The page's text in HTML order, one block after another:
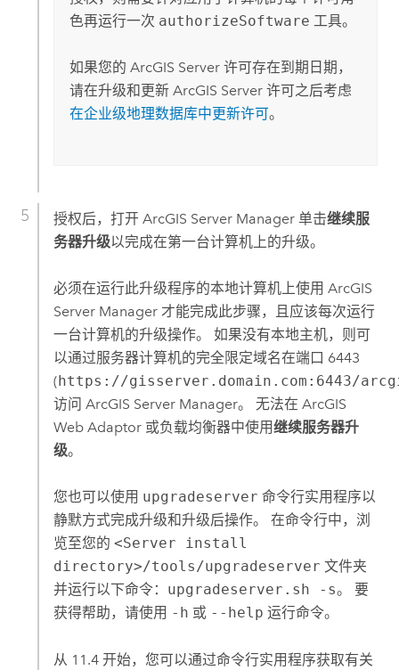
色再运行一次 authorizeSoftware 工具。
如果您的 ArcGIS Server许可存在到期日期，
请在升级和更新 ArcGIS Server许可之后考虑
在企业级地理数据库中更新许可。
授权后，打开 ArcGIS Server Manager单击继续服
务器升级以完成在第一台计算机上的升级。
必须在运行此升级程序的本地计算机上使用 ArcGIS
Server Manager才能完成此步骤，且应该每次运行
一台计算机的升级操作。 如果没有本地主机，则可
以通过服务器计算机的完全限定域名在端口 6443
(https://gisserver.domain.com:6443/
访问 ArcGIS Server Manager。 无法在 ArcGIS
Web Adaptor或负载均衡器中使用继续服务器升
级。
您也可以使用 upgradeserver 命令行实用程序以
静默方式完成升级和升级后操作。 在命令行中，浏
览至您的 <Server install
directory>/tools/upgradeserver 文件夹
并运行以下命令： upgradeserver.sh -s。 要
获得帮助，请使用 -h 或 --help 运行命令。
从 11.4 开始，您可以通过命令行实用程序获取有关